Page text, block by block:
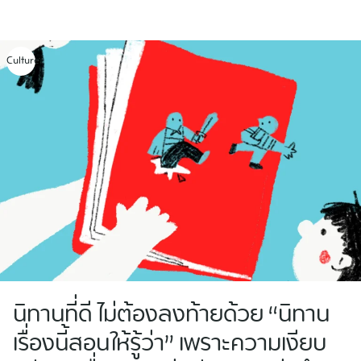
content
Culture
นิทานที่ดี ไม่ต้องลงท้ายด้วย “นิทาน
เรื่องนี้สอนให้รู้ว่า” เพราะความเงียบ